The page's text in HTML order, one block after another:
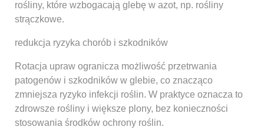
rośliny, które wzbogacają glebę w azot, np. rośliny
strączkowe.
redukcja ryzyka chorób i szkodników
Rotacja upraw ogranicza możliwość przetrwania
patogenów i szkodników w glebie, co znacząco
zmniejsza ryzyko infekcji roślin. W praktyce oznacza to
zdrowsze rośliny i większe plony, bez konieczności
stosowania środków ochrony roślin.